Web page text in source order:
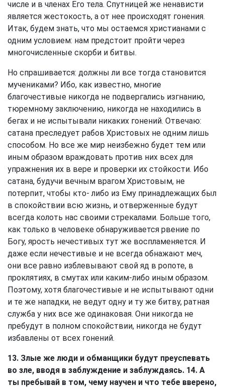
числе и в членах Его тела. Спутницей же ненависти
является жестокость, а от нее происходят гонения.
Итак, будем знать, что мы остаемся христианами с
одним условием: нам предстоит пройти через
многочисленные скорби и битвы.
Но спрашивается: должны ли все тогда становится
мучениками? Ибо, как известно, многие
благочестивые никогда не подвергались изгнанию,
тюремному заключению, никогда не находились в
бегах и не испытывали никаких гонений. Отвечаю:
сатана преследует рабов Христовых не одним лишь
способом. Но все же мир неизбежно будет тем или
иным образом враждовать против них всех для
упражнения их в вере и проверки их стойкости. Ибо
сатана, будучи вечным врагом Христовым, не
потерпит, чтобы кто- либо из Ему принадлежащих был
в спокойствии всю жизнь, и отверженные будут
всегда колоть нас своими стрекалами. Больше того,
как только в человеке обнаруживается рвение по
Богу, ярость нечестивых тут же воспламеняется. И
даже если нечестивые и не всегда обнажают меч,
они все равно изблевывают свой яд в ропоте, в
проклятиях, в смутах или каким-либо иным образом.
Поэтому, хотя благочестивые и не испытывают одни
и те же нападки, не ведут одну и ту же битву, ратная
служба у них все же одинаковая. Они никогда не
пребудут в полном спокойствии, никогда не будут
избавлены от всех гонений.
13. Злые же люди и обманщики будут преуспевать
во зле, вводя в заблуждение и заблуждаясь. 14. А
ты пребывай в том, чему научен и что тебе вверено,